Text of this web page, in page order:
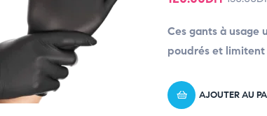
Ces gants à usage
poudrés et limitent
AJOUTER AU